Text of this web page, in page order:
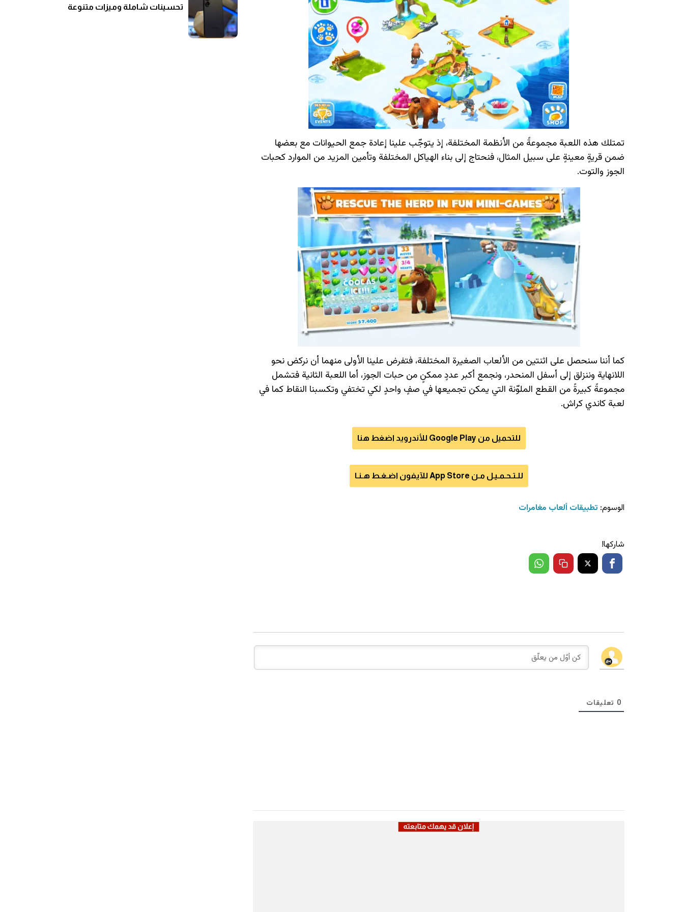
تمتلك هذه اللعبة مجموعةً من الأنظمة المختلفة، إذ يتوجّب علينا إعادة جمع الحيوانات مع بعضها
ضمن قريةٍ معينةٍ على سبيل المثال، فنحتاج إلى بناء الهياكل المختلفة وتأمين المزيد من الموارد كحبات
الجوز والتوت.
كما أننا سنحصل على اثنتين من الألعاب الصغيرة المختلفة، فتفرض علينا الأولى منهما أن نركض نحو
اللانهاية وننزلق إلى أسفل المنحدر، ونجمع أكبر عددٍ ممكنٍ من حبات الجوز، أما اللعبة الثانية فتشمل
مجموعةً كبيرةً من القطع الملوّنة التي يمكن تجميعها في صفٍ واحدٍ لكي تختفي وتكسبنا النقاط كما في
لعبة كاندي كراش.
للتحميل من Google Play للأندرويد اضغط هنا
للـتـحـمـيـل مـن App Store للآيفون اضـغـط هـنـا
الوسوم: تطبيقات ألعاب مغامرات
شاركها!
0 تعليقات
تحسينات شاملة وميزات متنوعة